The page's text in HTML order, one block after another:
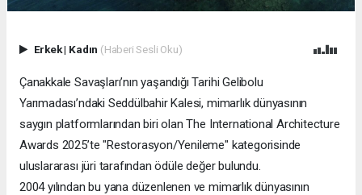
Erkek| Kadın (Haberi Sesli Oku)
Çanakkale Savaşları’nın yaşandığı Tarihi Gelibolu
Yarımadası’ndaki Seddülbahir Kalesi, mimarlık dünyasının
saygın platformlarından biri olan The International Architecture
Awards 2025’te "Restorasyon/Yenileme" kategorisinde
uluslararası jüri tarafından ödüle değer bulundu.
2004 yılından bu yana düzenlenen ve mimarlık dünyasının